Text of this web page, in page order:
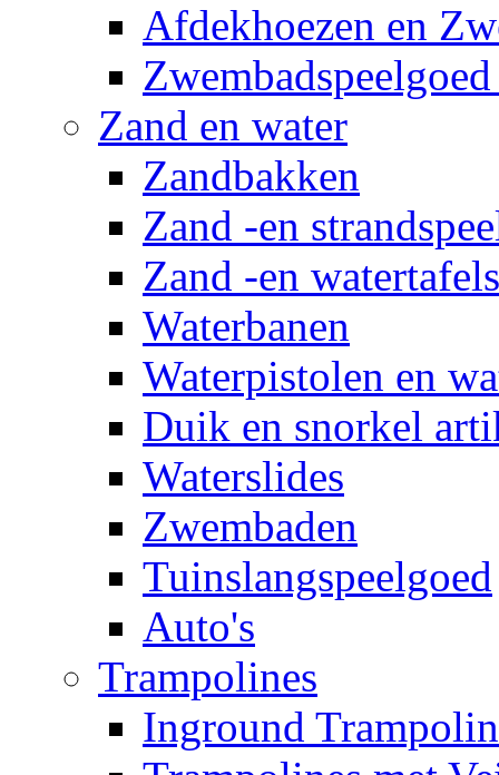
Afdekhoezen en
Zand en water
Zandbakken
Zand -en
Zand -en watertafels
Waterbanen
Waterpistolen en
Duik en snorkel
Waterslides
Zwembaden
Tuinslangspeelgoed
Auto's
Trampolines
Inground